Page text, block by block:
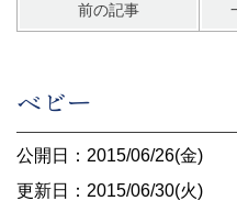
前の記事
ベビー
公開日：2015/06/26(金)
更新日：2015/06/30(火)